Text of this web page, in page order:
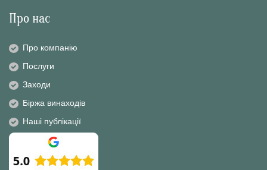
Про нас
Про компанію
Послуги
Заходи
Біржа винаходів
Наші публікації